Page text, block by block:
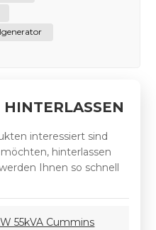
interessiert sind
hinterlassen
Ihnen so schnell
55kVA Cummins